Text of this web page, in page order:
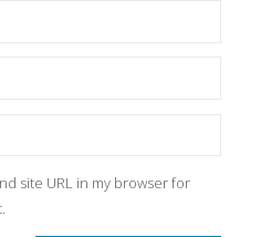
site URL in my browser for